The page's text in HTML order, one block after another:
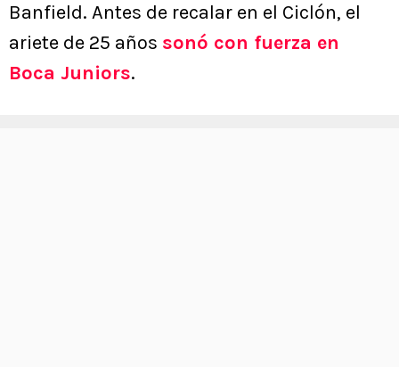
Banfield. Antes de recalar en el Ciclón, el
ariete de 25 años sonó con fuerza en
Boca Juniors.